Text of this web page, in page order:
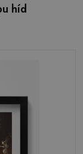
híd